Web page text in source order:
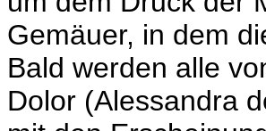
Gemäuer, in dem
Bald werden alle
Dolor (Alessandra